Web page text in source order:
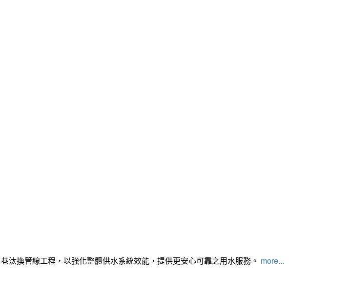
換管線工程，以強化整體供水系統效能，提供更安心可靠之用水服務。 more...